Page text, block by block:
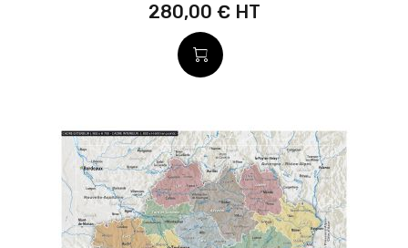
280,00 €